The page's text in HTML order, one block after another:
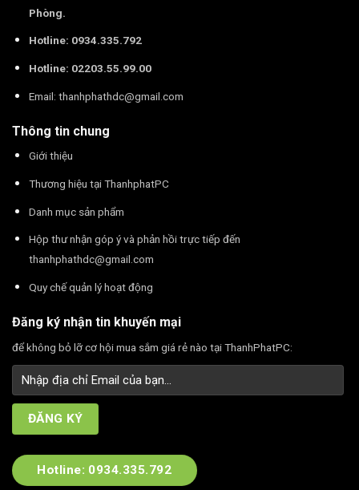
Phòng.
Hotline: 0934.335.792
Hotline: 02203.55.99.00
Email: thanhphathdc@gmail.com
Thông tin chung
Giới thiệu
Thương hiệu tại ThanhphatPC
Danh mục sản phẩm
Hộp thư nhận góp ý và phản hồi trực tiếp đến
thanhphathdc@gmail.com
Quy chế quản lý hoạt động
Đăng ký nhận tin khuyến mại
để không bỏ lỡ cơ hội mua sắm giá rẻ nào tại ThanhPhatPC:
Hotline: 0934.335.792